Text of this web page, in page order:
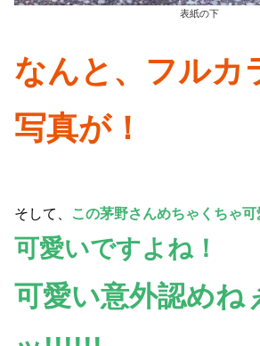
表紙の下
なんと、フルカ
写真が！
そして、 この茅野さんめちゃくちゃ
可愛いですよね！
可愛い意外認めね